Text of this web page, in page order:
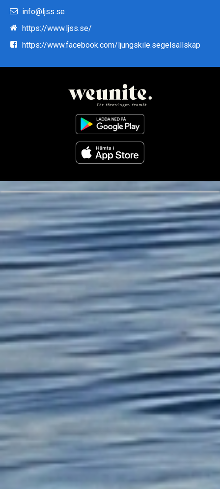
info@ljss.se
https://www.ljss.se/
https://www.facebook.com/ljungskile.segelsallskap